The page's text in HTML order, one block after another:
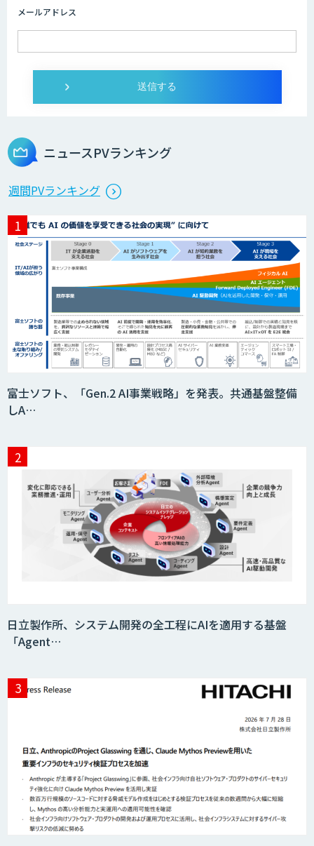
メールアドレス
ニュースPVランキング
週間PVランキング
富士ソフト、「Gen.2 AI事業戦略」を発表。共通基盤整備
しA…
日立製作所、システム開発の全工程にAIを適用する基盤
「Agent…